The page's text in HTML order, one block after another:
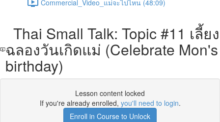
Commercial_Video_แม่จะไปไหน (48:09)
Thai Small Talk: Topic #11 เลี้ยง
ฉลองวันเกิดแม่ (Celebrate Mon's
birthday)
Lesson content locked
If you're already enrolled, you'll need to login.
Enroll in Course to Unlock